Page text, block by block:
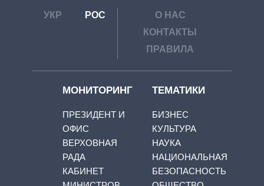
УКР РОС
О НАС
КОНТАКТЫ
ПРАВИЛА
МОНИТОРИНГ
ПРЕЗИДЕНТ И
ОФИС
ВЕРХОВНАЯ
РАДА
КАБИНЕТ
ТЕМАТИКИ
БИЗНЕС
КУЛЬТУРА
НАУКА
НАЦИОНАЛЬНАЯ
БЕЗОПАСНОСТЬ